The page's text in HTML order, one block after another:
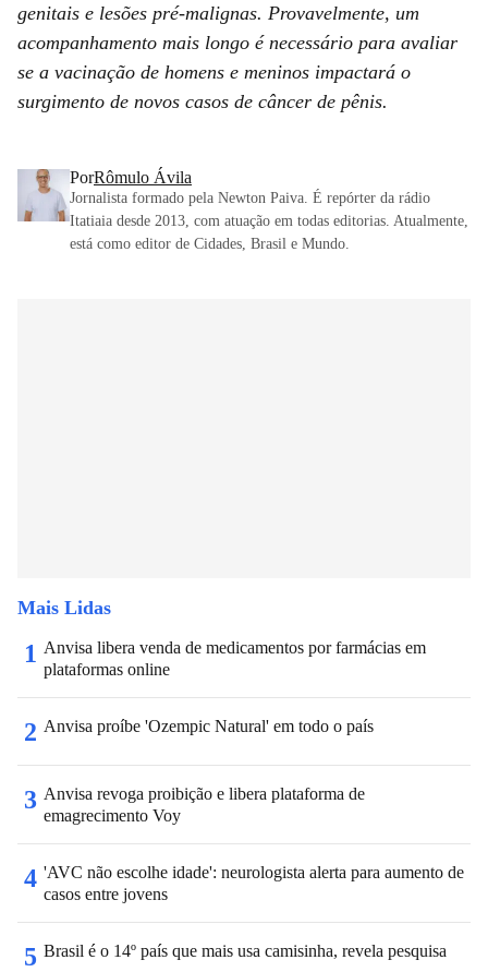
genitais e lesões pré-malignas. Provavelmente, um
acompanhamento mais longo é necessário para avaliar
se a vacinação de homens e meninos impactará o
surgimento de novos casos de câncer de pênis.
PorRômulo Ávila
Jornalista formado pela Newton Paiva. É repórter da rádio
Itatiaia desde 2013, com atuação em todas editorias. Atualmente,
está como editor de Cidades, Brasil e Mundo.
Mais Lidas
1 Anvisa libera venda de medicamentos por farmácias em
plataformas online
2 Anvisa proíbe 'Ozempic Natural' em todo o país
3 Anvisa revoga proibição e libera plataforma de
emagrecimento Voy
4 'AVC não escolhe idade': neurologista alerta para aumento de
casos entre jovens
5 Brasil é o 14º país que mais usa camisinha, revela pesquisa